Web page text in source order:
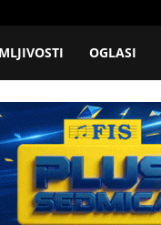
OGLASI